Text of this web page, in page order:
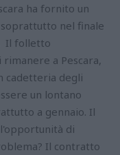
ha fornito un
nel finale
Il folletto
a Pescara,
cadetteria degli
un lontano
a gennaio. Il
l'opportunità di
Il contratto